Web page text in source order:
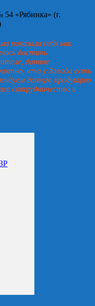
«Рябинка» (г.
показала себя как
достичь
данное
что у Завода есть
данную продукцию
сотрудничество и